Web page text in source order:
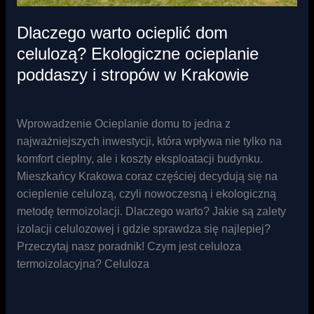
Dlaczego warto ocieplić dom
celulozą? Ekologiczne ocieplanie
poddaszy i stropów w Krakowie
Wprowadzenie Ocieplanie domu to jedna z
najważniejszych inwestycji, która wpływa nie tylko na
komfort cieplny, ale i koszty eksploatacji budynku.
Mieszkańcy Krakowa coraz częściej decydują się na
ocieplenie celulozą, czyli nowoczesną i ekologiczną
metodę termoizolacji. Dlaczego warto? Jakie są zalety
izolacji celulozowej i gdzie sprawdza się najlepiej?
Przeczytaj nasz poradnik! Czym jest celuloza
termoizolacyjna? Celuloza